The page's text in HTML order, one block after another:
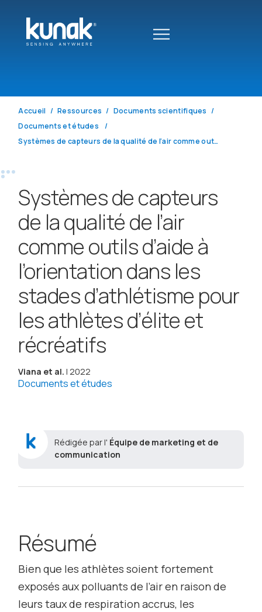
Accueil Ressources
Documents scientifiques
Documents et études
Systèmes de capteurs de la qualité de l’air comme outils d’aide à l’orientation dans les stades d’athlétisme pour les athlètes d’élite et récréatifs
Systèmes de capteurs
de la qualité de l’air
comme outils d’aide à
l’orientation dans les
stades d’athlétisme pour
les athlètes d’élite et
récréatifs
Viana et al. | 2022
Documents et études
Rédigée par l' Équipe de marketing et de
communication
Résumé
Bien que les athlètes soient fortement
exposés aux polluants de l’air en raison de
leurs taux de respiration accrus, les